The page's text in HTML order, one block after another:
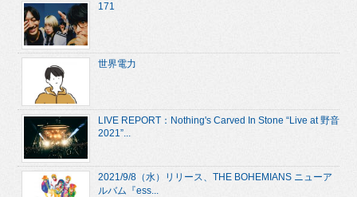
171
世界電力
LIVE REPORT：Nothing's Carved In Stone “Live at 野音
2021”...
2021/9/8（水）リリース、THE BOHEMIANS ニューア
ルバム『ess...